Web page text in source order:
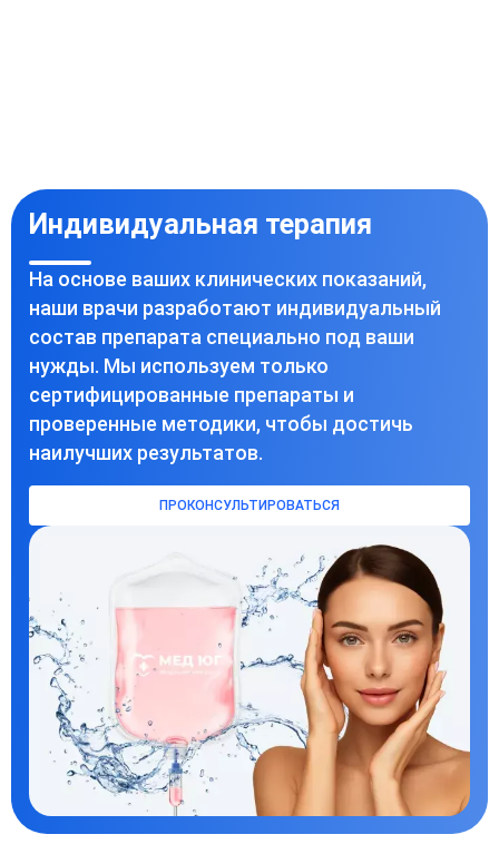
Индивидуальная терапия
На основе ваших клинических показаний,
наши врачи разработают индивидуальный
состав препарата специально под ваши
нужды. Мы используем только
сертифицированные препараты и
проверенные методики, чтобы достичь
наилучших результатов.
ПРОКОНСУЛЬТИРОВАТЬСЯ